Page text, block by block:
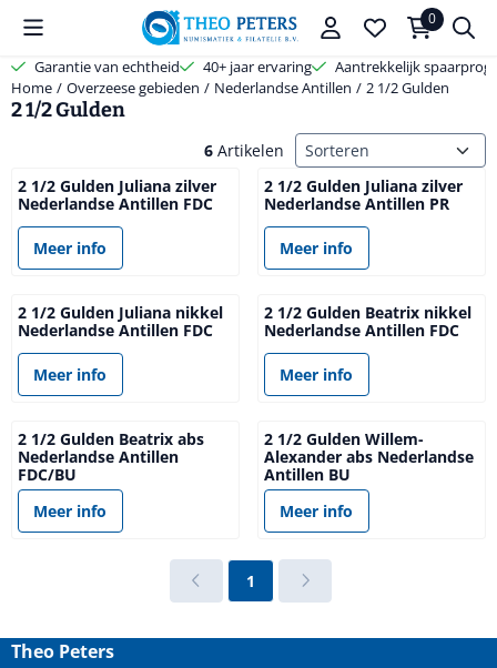
Cookievoorkeuren zijn beschikbaar. Kies instellingen of sta alle
0
Garantie van echtheid 40+ jaar ervaring
Aantrekkelijk
Home / Overzeese gebieden / Nederlandse Antillen / 2 1/2 Gulden
2 1/2 Gulden
6 Artikelen Sorteermethode
2 1/2 Gulden Juliana zilver
Nederlandse Antillen FDC
Prijs niet zichtbaar
Meer info
2 1/2 Gulden Juliana zilver
Nederlandse Antillen PR
Prijs niet zichtbaar
Meer info
2 1/2 Gulden Juliana nikkel
Nederlandse Antillen FDC
Prijs niet zichtbaar
Meer info
2 1/2 Gulden Beatrix nikkel
Nederlandse Antillen FDC
Prijs niet zichtbaar
Meer info
2 1/2 Gulden Beatrix abs
Nederlandse Antillen
FDC/BU
Prijs niet zichtbaar
Meer info
2 1/2 Gulden Willem-
Alexander abs Nederlandse
Antillen BU
Prijs niet zichtbaar
Meer info
1
Theo Peters